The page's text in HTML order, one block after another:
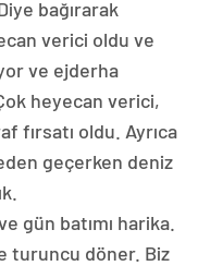
bağırarak
verici oldu ve
ve ejderha
heyecan verici,
fırsatı oldu. Ayrıca
geçerken deniz
gün batımı harika.
turuncu döner. Biz